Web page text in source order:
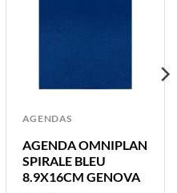
AGENDAS
AGENDA OMNIPLAN
SPIRALE BLEU
8.9X16CM GENOVA